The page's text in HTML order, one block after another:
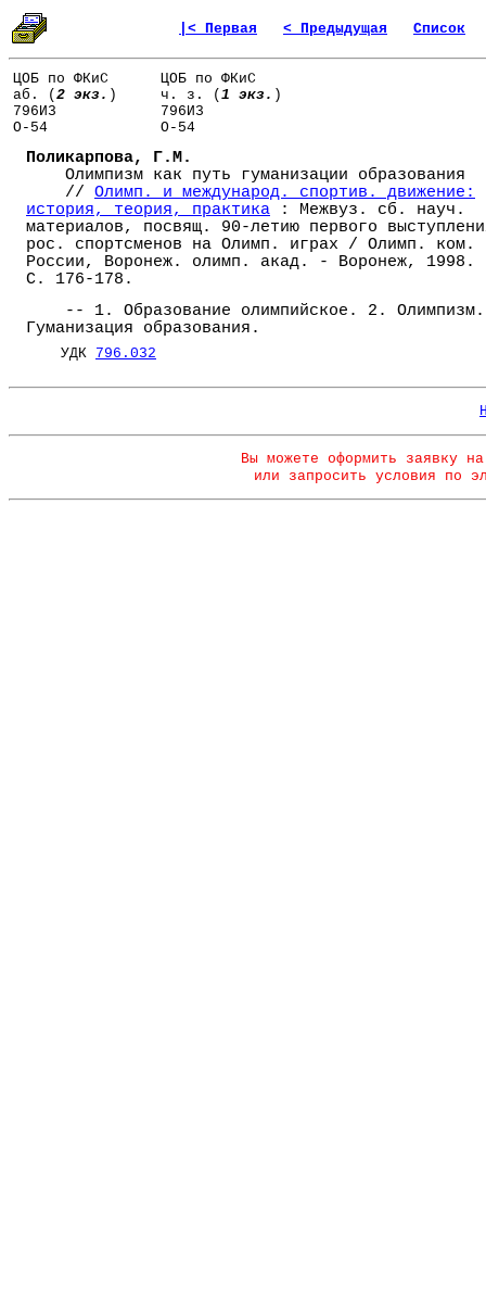
|< Первая < Предыдущая Список
ЦОБ по ФКиС
аб. ( 2 экз. )
796И3
О-54
ЦОБ по ФКиС
ч. з. ( 1 экз. )
796И3
О-54
Поликарпова, Г.М.
Олимпизм как путь гуманизации образования
// Олимп. и международ. спортив. движение:
история, теория, практика : Межвуз. сб. науч.
материалов, посвящ. 90-летию первого
рос. спортсменов на Олимп. играх / Олимп. ком.
России, Воронеж. олимп. акад. - Воронеж, 1998.
С. 176-178.
-- 1. Образование олимпийское. 2.
Гуманизация образования.
УДК 796.032
Вы можете оформить заявку
или запросить условия по